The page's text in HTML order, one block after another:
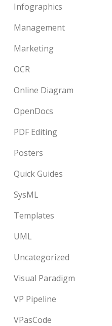
Infographics
Management
Marketing
OCR
Online Diagram
OpenDocs
PDF Editing
Posters
Quick Guides
SysML
Templates
UML
Uncategorized
Visual Paradigm
VP Pipeline
VPasCode